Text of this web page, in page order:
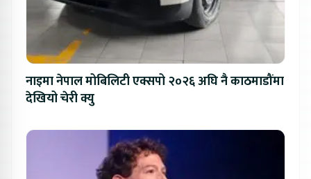
नाइमा नेपाल मोबिलिटी एक्सपो २०२६ अघि नै काठमाडौंमा
देखियो चेरी क्यु